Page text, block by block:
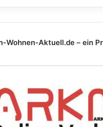
Wohnen-Aktuell.de – ein